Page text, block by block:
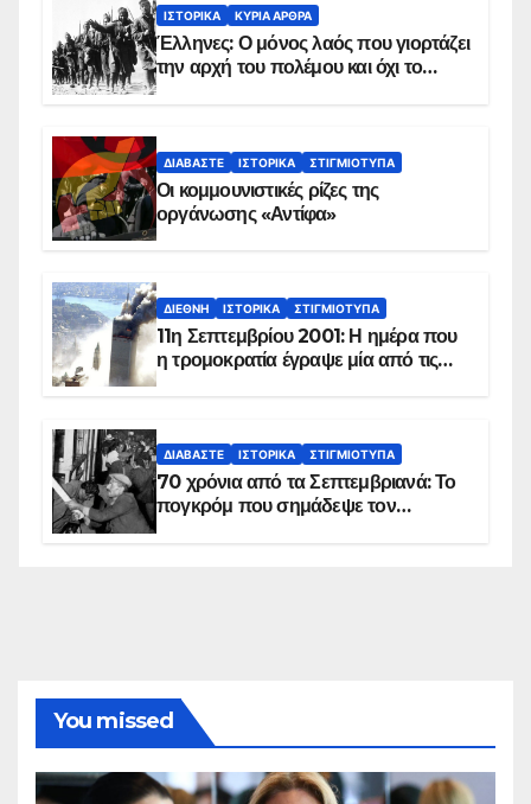
ΙΣΤΟΡΙΚΆ ΚΥΡΙΑ ΑΡΘΡΑ
Έλληνες: Ο μόνος λαός που γιορτάζει
την αρχή του πολέμου και όχι το
ΔΙΑΒΆΣΤΕ ΙΣΤΟΡΙΚΆ ΣΤΙΓΜΙΌΤΥΠΑ
Οι κομμουνιστικές ρίζες της
οργάνωσης «Αντίφα»
ΔΙΕΘΝΉ ΙΣΤΟΡΙΚΆ ΣΤΙΓΜΙΌΤΥΠΑ
11η Σεπτεμβρίου 2001: Η ημέρα που
η τρομοκρατία έγραψε μία από τις
ΔΙΑΒΆΣΤΕ ΙΣΤΟΡΙΚΆ ΣΤΙΓΜΙΌΤΥΠΑ
70 χρόνια από τα Σεπτεμβριανά: Το
πογκρόμ που σημάδεψε τον
You missed